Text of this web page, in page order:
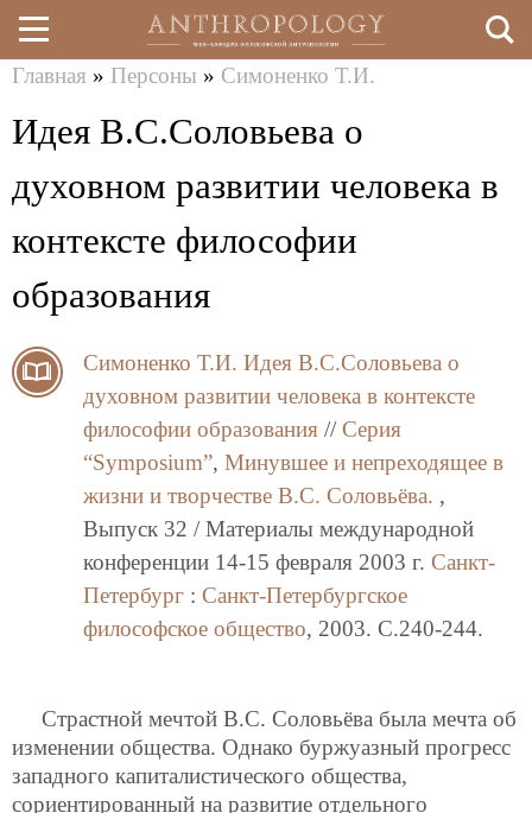
Перейти
к
здесь
Главная » Персоны » Симоненко Т.И.
Идея В.С.Соловьева о
духовном развитии человека в
контексте философии
образования
Симоненко Т.И. Идея В.С.Соловьева о
духовном развитии человека в контексте
философии образования // Серия
“Symposium”, Минувшее и непреходящее в
жизни и творчестве В.С. Соловьёва. ,
Выпуск 32 / Материалы международной
конференции 14-15 февраля 2003 г. Санкт-
Петербург : Санкт-Петербургское
философское общество, 2003. C.240-244.
Страстной мечтой В.С. Соловьёва была мечта об
изменении общества. Однако буржуазный прогресс
западного капиталистического общества,
сориентированный на развитие отдельного